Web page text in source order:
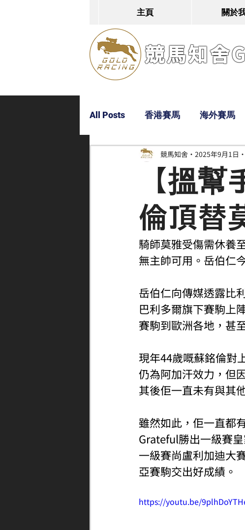
主頁 關於
競馬知舍
All Posts 香港賽馬 海外賽馬
Bobby 超仔
【搵
倫頂替
競馬知舍 2025年9月1日
騎師莫雅受傷需休養
無主帥可用。岳伯仁
岳伯仁向傳媒透露比
巴利多爾旗下賽駒上
賽駒到歐洲各地，甚
現年44歲嘅蘇銘倫對
仍為阿加汗效力，但
其後佢一直未有與其
雖然如此，佢一直都
Grateful勝出一級賽
一級賽尚盧利加迪大
亞賽駒交出好成績。
https://youtu.be/